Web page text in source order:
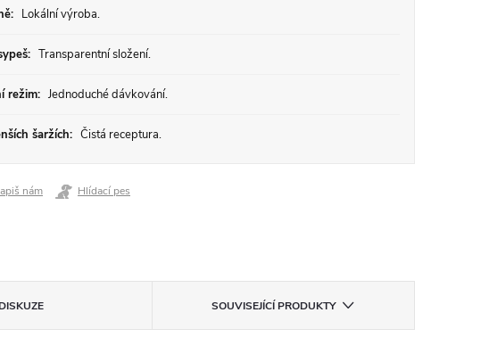
Lokální výroba.
Transparentní složení.
režim: Jednoduché dávkování.
šaržích: Čistá receptura.
nám Hlídací pes
DISKUZE SOUVISEJÍCÍ PRODUKTY